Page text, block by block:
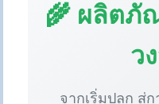
🌾 ผลิตภั
ว
จากเริ่มปลูก สู่